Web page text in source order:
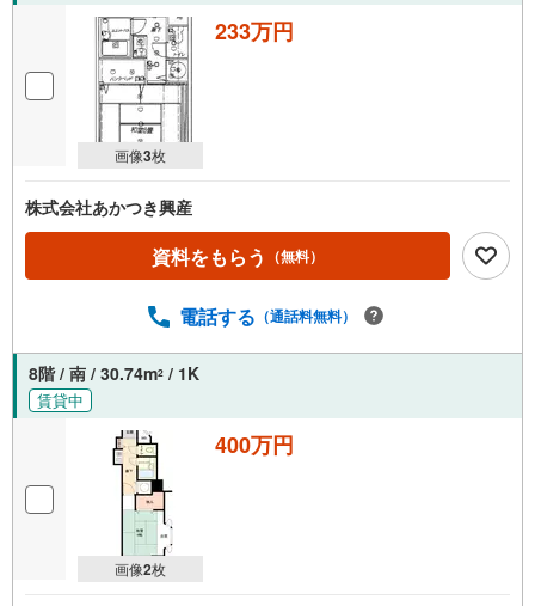
画像3枚
233万円
株式会社あかつき興産
資料をもらう （無料）
電話する （通話料無料）
8階 / 南 / 30.74m2 / 1K
賃貸中
画像2枚
400万円